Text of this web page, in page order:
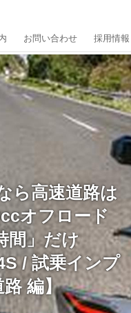
お問い合わせ 採用情報
ら高速道路は
オフロード
間」だけ
/ 試乗インプ
路 編】